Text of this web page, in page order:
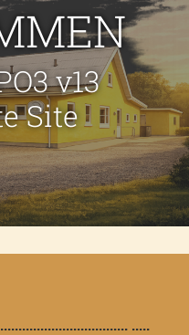
v13
Site
.....